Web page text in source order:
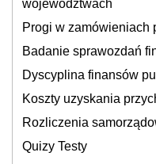
województwach
Progi w zamówieniach
Badanie sprawozdań
Dyscyplina finansów
Koszty uzyskania
Rozliczenia
Quizy Testy